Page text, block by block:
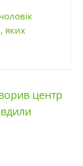
яких
центр